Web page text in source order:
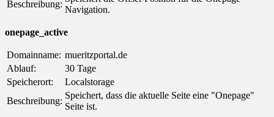
Beschreibung:
Navigation.
onepage_active
Domainname: mueritzportal.de
Ablauf:
30 Tage
Speicherort:
Localstorage
Beschreibung:
Speichert, dass die aktuelle Seite eine "Onepage"
Seite ist.